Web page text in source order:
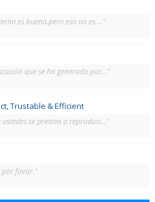
es buena.pero eso no es ..."
que se ha generado por..."
Trustable & Efficient
se presten a reproduci..."
por favor."